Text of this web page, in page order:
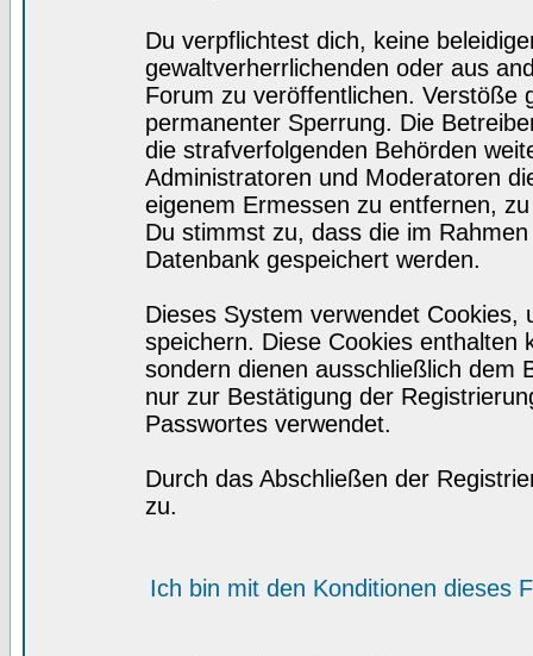
Du verpflichtest dich, keine
gewaltverherrlichenden oder aus
Forum zu veröffentlichen. Verstöße
permanenter Sperrung. Die
die strafverfolgenden Behörden
Administratoren und Moderatoren
eigenem Ermessen zu entfernen,
Du stimmst zu, dass die im
Datenbank gespeichert werden.
Dieses System verwendet
speichern. Diese Cookies enthalten
sondern dienen ausschließlich dem
nur zur Bestätigung der
Passwortes verwendet.
Durch das Abschließen der
zu.
Ich bin mit den Konditionen dieses